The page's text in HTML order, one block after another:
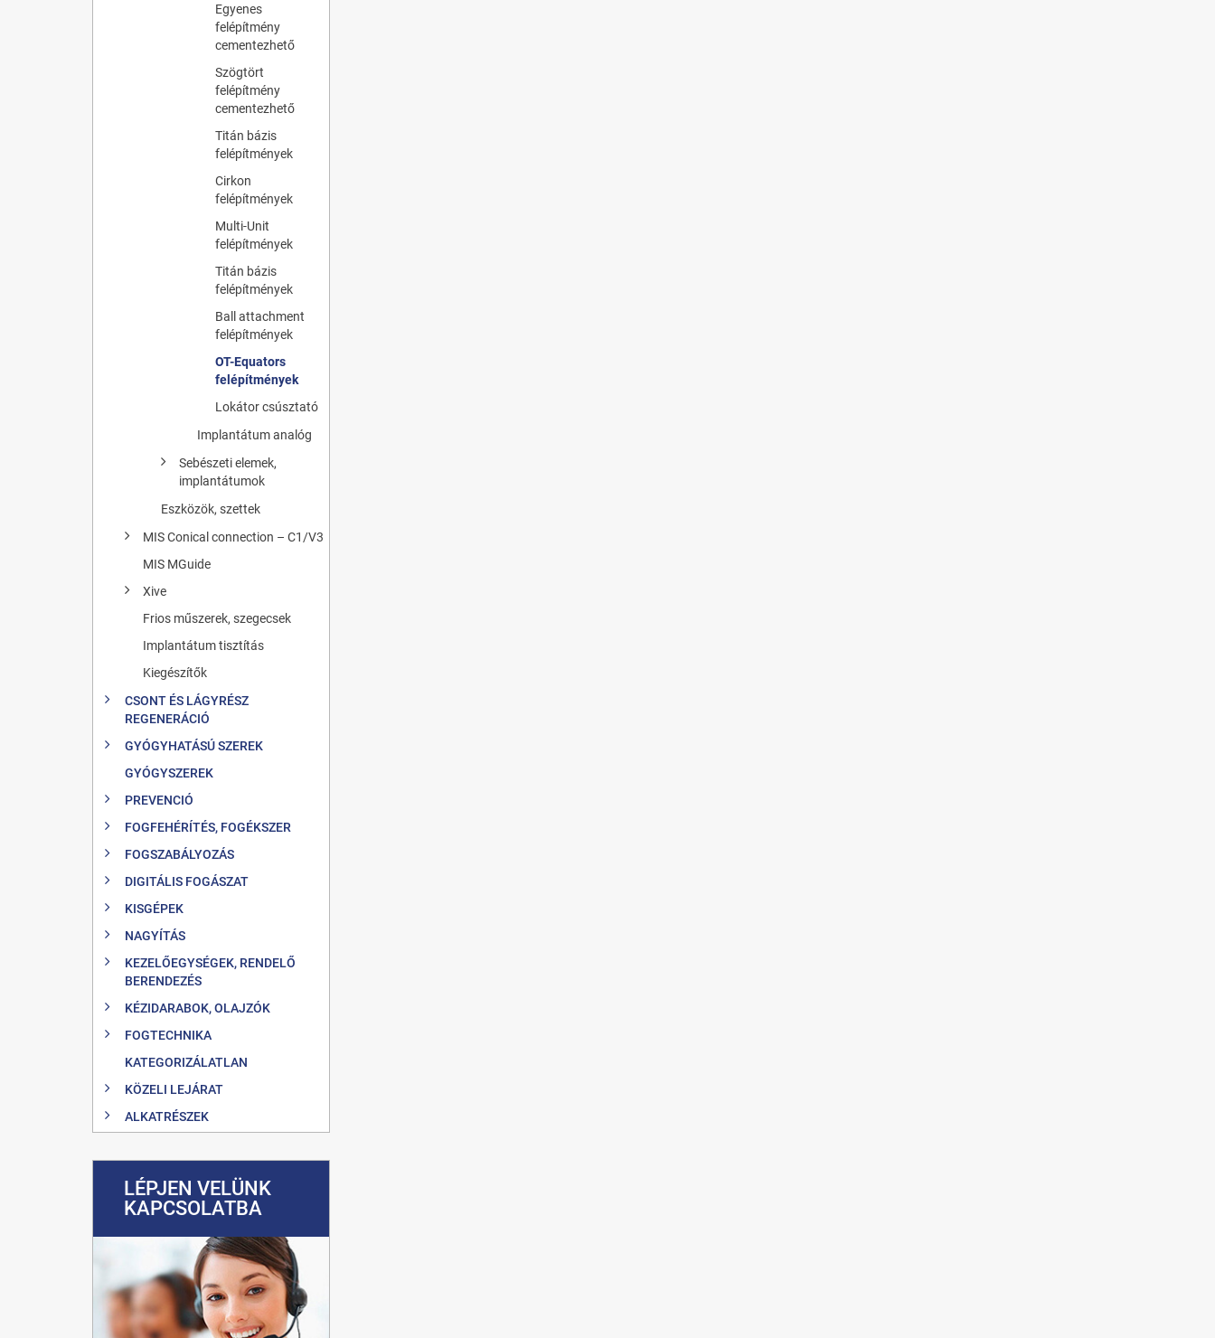
Egyenes
felépítmény
cementezhető
Szögtört
felépítmény
cementezhető
Titán bázis
felépítmények
Cirkon
felépítmények
Multi-Unit
felépítmények
Titán bázis
felépítmények
Ball attachment
felépítmények
OT-Equators
felépítmények
Lokátor csúsztató
Implantátum analóg
Sebészeti elemek,
implantátumok
Eszközök, szettek
MIS Conical connection – C1/V3
MIS MGuide
Xive
Frios műszerek, szegecsek
Implantátum tisztítás
Kiegészítők
CSONT ÉS LÁGYRÉSZ
REGENERÁCIÓ
GYÓGYHATÁSÚ SZEREK
GYÓGYSZEREK
PREVENCIÓ
FOGFEHÉRÍTÉS, FOGÉKSZER
FOGSZABÁLYOZÁS
DIGITÁLIS FOGÁSZAT
KISGÉPEK
NAGYÍTÁS
KEZELŐEGYSÉGEK, RENDELŐ
BERENDEZÉS
KÉZIDARABOK, OLAJZÓK
FOGTECHNIKA
KATEGORIZÁLATLAN
KÖZELI LEJÁRAT
ALKATRÉSZEK
LÉPJEN VELÜNK
KAPCSOLATBA